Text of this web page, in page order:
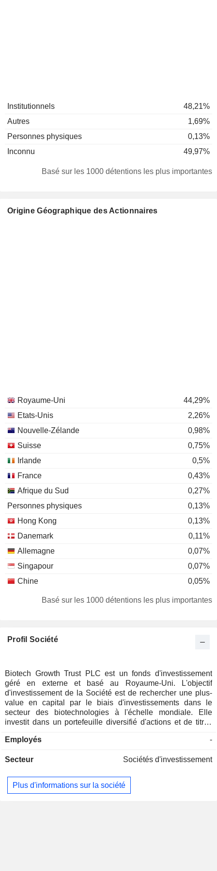
Institutionnels
48,21%
Autres
1,69%
Personnes physiques
0,13%
Inconnu
49,97%
Basé sur les 1000 détentions les plus importantes
Origine Géographique des Actionnaires
Royaume-Uni
44,29%
Etats-Unis
2,26%
Nouvelle-Zélande
0,98%
Suisse
0,75%
Irlande
0,5%
France
0,43%
Afrique du Sud
0,27%
Personnes physiques
0,13%
Hong Kong
0,13%
Danemark
0,11%
Allemagne
0,07%
Singapour
0,07%
Chine
0,05%
Basé sur les 1000 détentions les plus importantes
Profil Société
Biotech Growth Trust PLC est un fonds d'investissement
géré en externe et basé au Royaume-Uni. L'objectif
d'investissement de la Société est de rechercher une plus-
value en capital par le biais d'investissements dans le
secteur des biotechnologies à l'échelle mondiale. Elle
investit dans un portefeuille diversifié d'actions et de titres
mondiale. La Société investit au total plus de 10 % de la
d'investissement à capital fixe (y compris des fonds
investit plus de 15 % de la valeur de ses actifs bruts dans
une action individuelle au moment de l'acquisition. Son
Employés -
Secteur Sociétés d'investissement
Plus d'informations sur la société